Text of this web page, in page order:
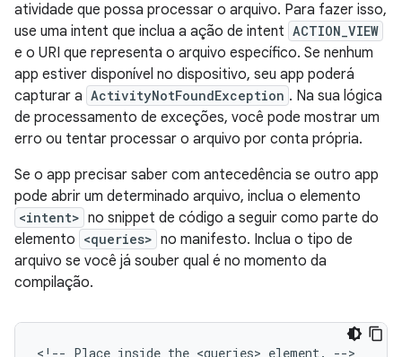
atividade que possa processar o arquivo. Para fazer isso,
use uma intent que inclua a ação de intent ACTION_VIEW
e o URI que representa o arquivo específico. Se nenhum
app estiver disponível no dispositivo, seu app poderá
capturar a ActivityNotFoundException . Na sua lógica
de processamento de exceções, você pode mostrar um
erro ou tentar processar o arquivo por conta própria.
Se o app precisar saber com antecedência se outro app
pode abrir um determinado arquivo, inclua o elemento
<intent> no snippet de código a seguir como parte do
elemento <queries> no manifesto. Inclua o tipo de
arquivo se você já souber qual é no momento da
compilação.
<!-- Place inside the <queries> element. -->